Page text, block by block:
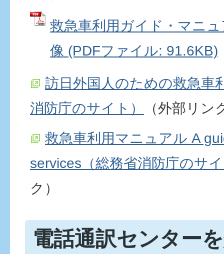
救急車利用ガイド・マニ
像 (PDFファイル: 91.6KB)
訪日外国人のための救急車
消防庁のサイト）
（外部リン
救急車利用マニュアル A
services（総務省消防庁のサ
ク）
電話通訳センター